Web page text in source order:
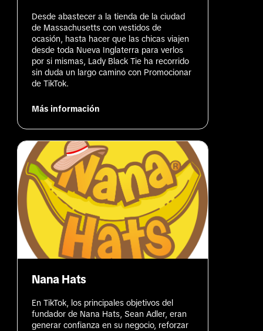
Desde abastecer a la tienda de la ciudad
de Massachusetts con vestidos de
ocasión, hasta hacer que las chicas viajen
desde toda Nueva Inglaterra para verlos
por si mismas, Lady Black Tie ha recorrido
sin duda un largo camino con Promocionar
de TikTok.
Más información
Nana Hats
En TikTok, los principales objetivos del
fundador de Nana Hats, Sean Adler, eran
generar confianza en su negocio, reforzar